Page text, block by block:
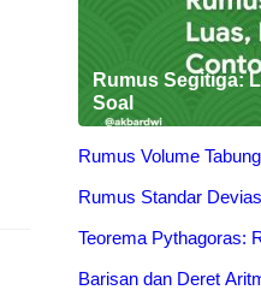
Rumus Segitiga:
Soal
Rumus Volume
Rumus Standar
Teorema Pythagoras:
Barisan dan Deret